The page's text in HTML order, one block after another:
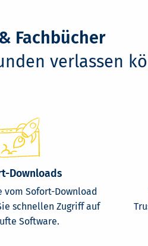
Fachbücher
verlassen
Downloads
vom Sofort-Download
schnellen Zugriff auf
Software.